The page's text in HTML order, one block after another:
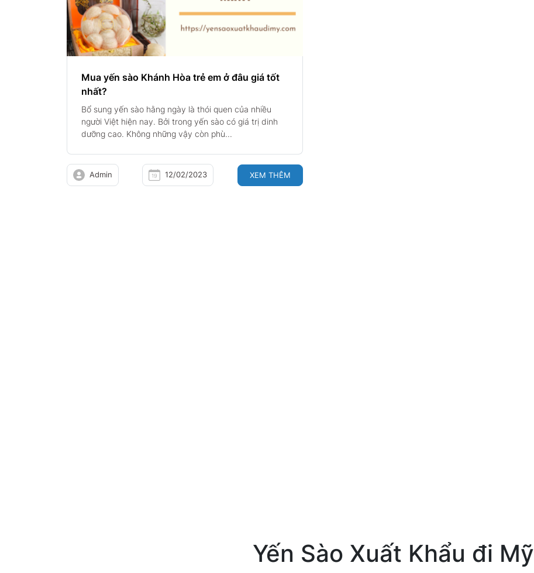
Mua yến sào Khánh Hòa trẻ em ở đâu giá tốt
nhất?
Bổ sung yến sào hằng ngày là thói quen của nhiều
người Việt hiện nay. Bởi trong yến sào có giá trị dinh
dưỡng cao. Không những vậy còn phù...
Admin 12/02/2023 XEM THÊM
Yến Sào Xuất Khẩu đi Mỹ